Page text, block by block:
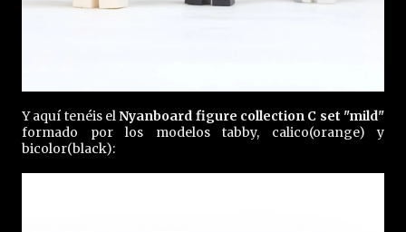
Y aquí tenéis elNyanboard figure collection C set "mild"
formado por los modelos tabby, calico(orange) y
bicolor(black):